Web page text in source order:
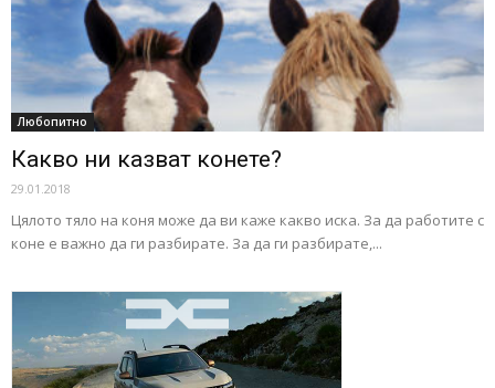
Любопитно
Какво ни казват конете?
29.01.2018
Цялото тяло на коня може да ви каже какво иска. За да работите с
коне е важно да ги разбирате. За да ги разбирате,...